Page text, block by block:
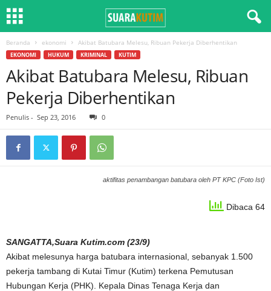
Beranda ekonomi Akibat Batubara Melesu, Ribuan Pekerja Diberhentikan
EKONOMI HUKUM KRIMINAL KUTIM
Akibat Batubara Melesu, Ribuan
Pekerja Diberhentikan
Penulis - Sep 23, 2016 0
aktifitas penambangan batubara oleh PT KPC (Foto Ist)
Dibaca 64
SANGATTA,Suara Kutim.com (23/9)
Akibat melesunya harga batubara internasional, sebanyak 1.500
pekerja tambang di Kutai Timur (Kutim) terkena Pemutusan
Hubungan Kerja (PHK). Kepala Dinas Tenaga Kerja dan